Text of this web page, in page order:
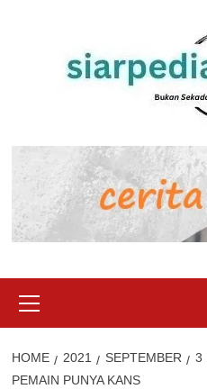
Menu
HOME 2021 SEPTEMBER 3
PEMAIN PUNYA KANS